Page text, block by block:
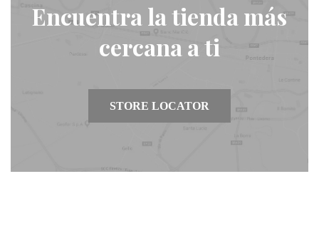
Encuentra la tienda más
cercana a ti
STORE LOCATOR